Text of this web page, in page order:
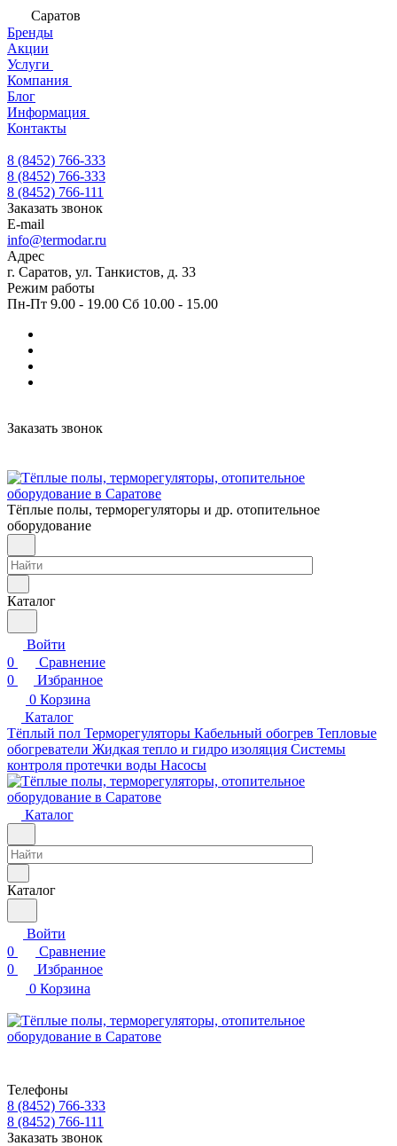
Саратов
Бренды
Акции
Услуги
Компания
Блог
Информация
Контакты
8 (8452) 766-333
8 (8452) 766-333
8 (8452) 766-111
Заказать звонок
E-mail
info@termodar.ru
Адрес
г. Саратов, ул. Танкистов, д. 33
Режим работы
Пн-Пт 9.00 - 19.00 Сб 10.00 - 15.00
Заказать звонок
Тёплые полы, терморегуляторы и др. отопительное
оборудование
Каталог
Войти
0
Сравнение
0
Избранное
0 Корзина
Каталог
Тёплый пол Терморегуляторы Кабельный обогрев Тепловые
обогреватели Жидкая тепло и гидро изоляция Системы
контроля протечки воды Насосы
Каталог
Каталог
Войти
0
Сравнение
0
Избранное
0 Корзина
Телефоны
8 (8452) 766-333
8 (8452) 766-111
Заказать звонок